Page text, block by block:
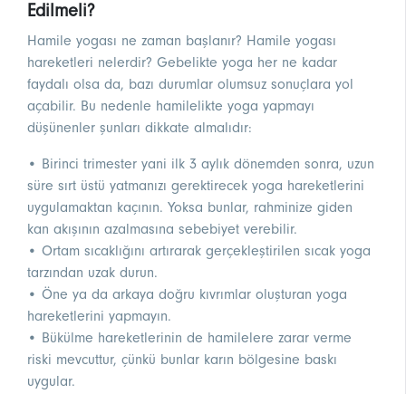
Edilmeli?
Hamile yogası ne zaman başlanır? Hamile yogası
hareketleri nelerdir? Gebelikte yoga her ne kadar
faydalı olsa da, bazı durumlar olumsuz sonuçlara yol
açabilir. Bu nedenle hamilelikte yoga yapmayı
düşünenler şunları dikkate almalıdır:
• Birinci trimester yani ilk 3 aylık dönemden sonra, uzun
süre sırt üstü yatmanızı gerektirecek yoga hareketlerini
uygulamaktan kaçının. Yoksa bunlar, rahminize giden
kan akışının azalmasına sebebiyet verebilir.
• Ortam sıcaklığını artırarak gerçekleştirilen sıcak yoga
tarzından uzak durun.
• Öne ya da arkaya doğru kıvrımlar oluşturan yoga
hareketlerini yapmayın.
• Bükülme hareketlerinin de hamilelere zarar verme
riski mevcuttur, çünkü bunlar karın bölgesine baskı
uygular.